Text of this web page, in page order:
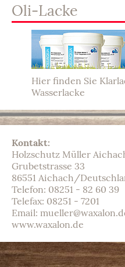
Oli-Lacke
Hier finden Sie
Wasserlacke
Kontakt:
Holzschutz Müller
Grubetstrasse 33
86551 Aichach/
Telefon: 08251 - 82 60 39
Telefax: 08251 - 7201
Email:
www.waxalon.de